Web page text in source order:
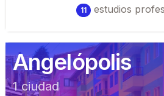
11 estudios
Angelópolis
1ciudad